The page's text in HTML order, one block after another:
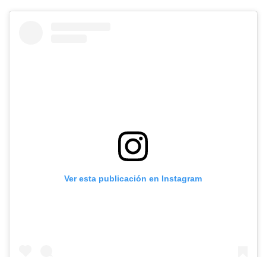
Ver esta publicación en Instagram